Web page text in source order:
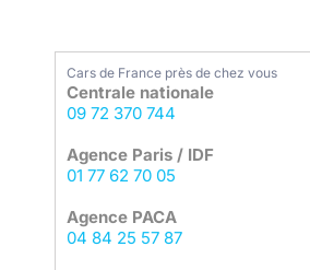
Cars de France près de chez vous
Centrale nationale
09 72 370 744
Agence Paris / IDF
01 77 62 70 05
Agence PACA
04 84 25 57 87